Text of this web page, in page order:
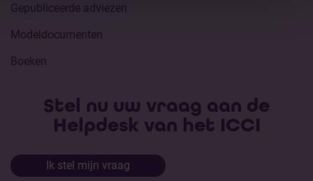
Gepubliceerde adviezen
Modeldocumenten
Boeken
Stel nu uw vraag aan de
Helpdesk van het ICCI
Ik stel mijn vraag